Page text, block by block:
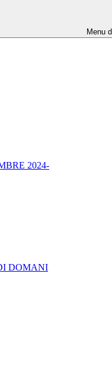
Menu
2024-
DOMANI